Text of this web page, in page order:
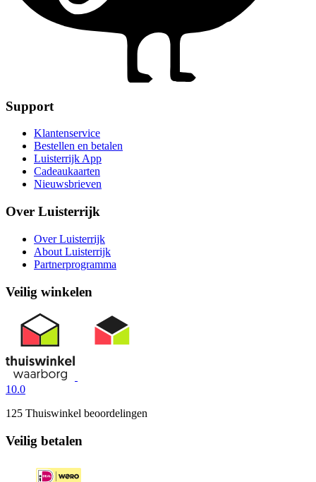
Support
Klantenservice
Bestellen en betalen
Luisterrijk App
Cadeaukaarten
Nieuwsbrieven
Over Luisterrijk
Over Luisterrijk
About Luisterrijk
Partnerprogramma
Veilig winkelen
10.0
125 Thuiswinkel beoordelingen
Veilig betalen